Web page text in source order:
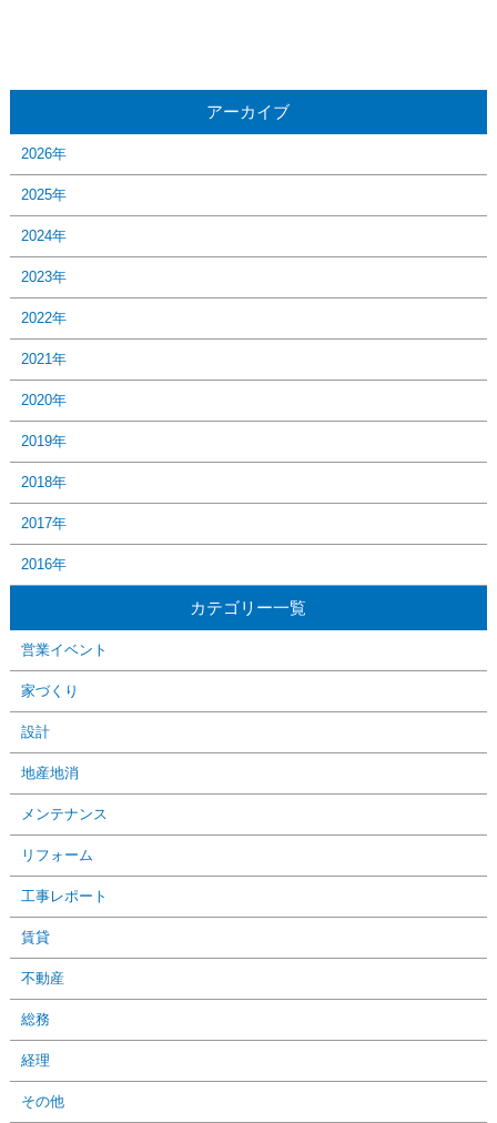
アーカイブ
2026年
2025年
2024年
2023年
2022年
2021年
2020年
2019年
2018年
2017年
2016年
カテゴリー一覧
営業イベント
家づくり
設計
地産地消
メンテナンス
リフォーム
工事レポート
賃貸
不動産
総務
経理
その他